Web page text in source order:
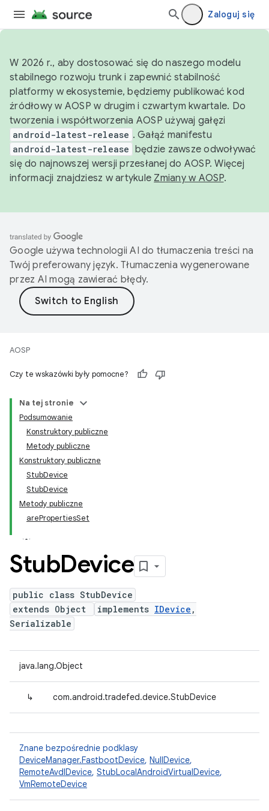
Zaloguj się
W 2026 r., aby dostosować się do naszego modelu
stabilnego rozwoju trunk i zapewnić stabilność
platformy w ekosystemie, będziemy publikować kod
źródłowy w AOSP w drugim i czwartym kwartale. Do
tworzenia i współtworzenia AOSP używaj gałęzi
android-latest-release . Gałąź manifestu
android-latest-release będzie zawsze odwoływać
się do najnowszej wersji przesłanej do AOSP. Więcej
informacji znajdziesz w artykule Zmiany w AOSP.
Google używa technologii AI do tłumaczenia treści na
Twój preferowany język. Tłumaczenia wygenerowane
przez AI mogą zawierać błędy.
AOSP
Czy te wskazówki były pomocne?
Na tej stronie
Podsumowanie
Konstruktory publiczne
Metody publiczne
Konstruktory publiczne
StubDevice
StubDevice
Metody publiczne
arePropertiesSet
StubDevice
public class StubDevice
extends Object
implements IDevice ,
Serializable
java.lang.Object
↳ com.android.tradefed.device.StubDevice
Znane bezpośrednie podklasy
DeviceManager.FastbootDevice, NullDevice,
RemoteAvdIDevice, StubLocalAndroidVirtualDevice,
VmRemoteDevice